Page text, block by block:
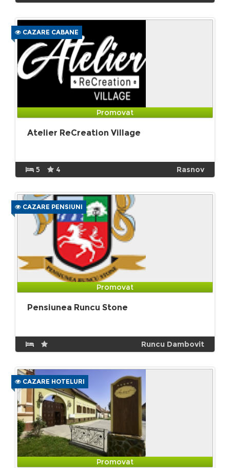
CAZARE CABANE
Promovat
Atelier ReCreation Village
5 4 Rasnov
CAZARE PENSIUNI
Promovat
Pensiunea Runcu Stone
Runcu Dambovit
CAZARE HOTELURI
Promovat